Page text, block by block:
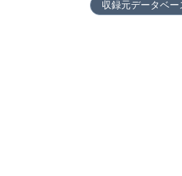
収録元データベー